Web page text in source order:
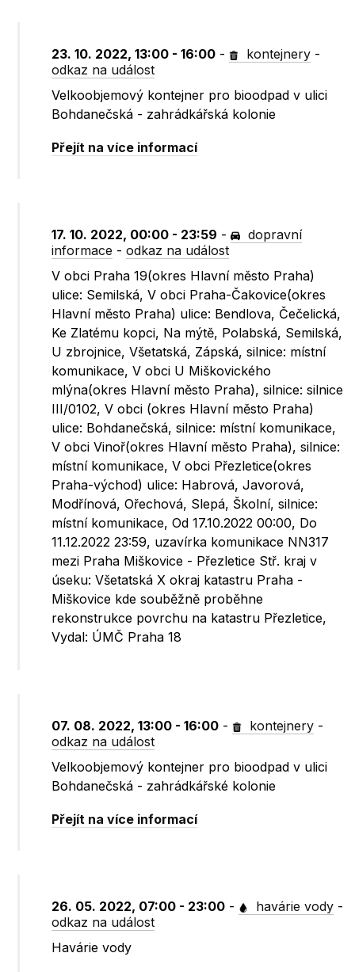
23. 10. 2022, 13:00 - 16:00 - kontejnery -
odkaz na událost
Velkoobjemový kontejner pro bioodpad v ulici
Bohdanečská - zahrádkářská kolonie
Přejít na více informací
17. 10. 2022, 00:00 - 23:59 -
dopravní
informace -odkaz na událost
V obci Praha 19(okres Hlavní město Praha)
ulice: Semilská, V obci Praha-Čakovice(okres
Hlavní město Praha) ulice: Bendlova, Čečelická,
Ke Zlatému kopci, Na mýtě, Polabská, Semilská,
U zbrojnice, Všetatská, Zápská, silnice: místní
komunikace, V obci U Miškovického
mlýna(okres Hlavní město Praha), silnice: silnice
III/0102, V obci (okres Hlavní město Praha)
ulice: Bohdanečská, silnice: místní komunikace,
V obci Vinoř(okres Hlavní město Praha), silnice:
místní komunikace, V obci Přezletice(okres
Praha-východ) ulice: Habrová, Javorová,
Modřínová, Ořechová, Slepá, Školní, silnice:
místní komunikace, Od 17.10.2022 00:00, Do
11.12.2022 23:59, uzavírka komunikace NN317
mezi Praha Miškovice - Přezletice Stř. kraj v
úseku: Všetatská X okraj katastru Praha -
Miškovice kde souběžně proběhne
rekonstrukce povrchu na katastru Přezletice,
Vydal: ÚMČ Praha 18
07. 08. 2022, 13:00 - 16:00 - kontejnery -
odkaz na událost
Velkoobjemový kontejner pro bioodpad v ulici
Bohdanečská - zahrádkářské kolonie
Přejít na více informací
26. 05. 2022, 07:00 - 23:00 - havárie vody -
odkaz na událost
Havárie vody